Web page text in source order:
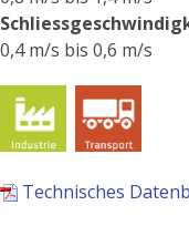
0,4 m/s bis 0,6 m/s
Technisches